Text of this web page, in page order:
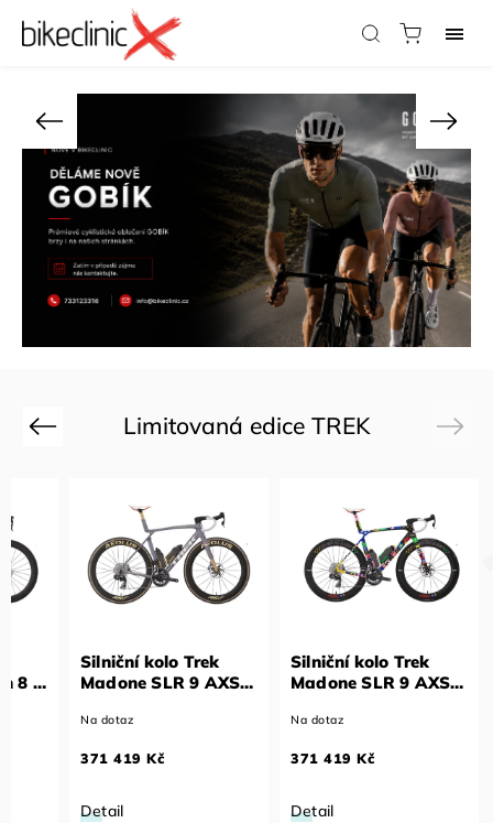
Limitovaná edice TREK
Previous
8 -
Silniční kolo Trek
Madone SLR 9 AXS
XL
Na dotaz
371 419 Kč
Detail
Silniční kolo Trek
Madone SLR 9 AXS
ICON XL
Na dotaz
371 419 Kč
Detail
Next